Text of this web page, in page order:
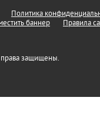
Политика
баннер Правила
защищены.